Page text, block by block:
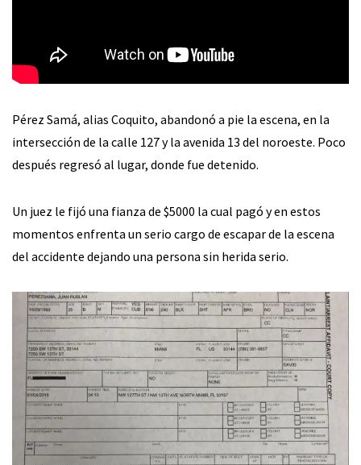
Pérez Samá, alias Coquito, abandonó a pie la escena, en la
intersección de la calle 127 y la avenida 13 del noroeste. Poco
después regresó al lugar, donde fue detenido.
Un juez le fijó una fianza de $5000 la cual pagó y en estos
momentos enfrenta un serio cargo de escapar de la escena
del accidente dejando una persona sin herida serio.